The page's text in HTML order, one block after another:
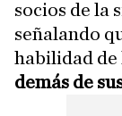
socios de la
señalando
habilidad de
demás de